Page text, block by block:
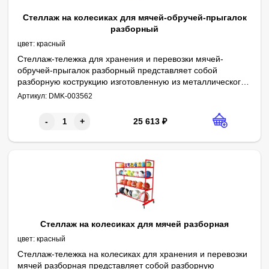
Стеллаж на колесиках для мячей-обручей-прыгалок
разборный
цвет: красный
Стеллаж-тележка для хранения и перевозки мячей-
обручей-прыгалок разборный представляет собой
разборную кострукцию изготовленную из металлического
профиля. Сборка осуществляется болтами мебельными.
Сварные швы изделия тщательно обработаны и зачищены.
Поставляется в разобранном виде для экономии на
Параметры:
Высота - 1800 мм
Артикул: DMK-003562
- + 25 613 ₽
Стеллаж на колесиках для мячей разборная
цвет: красный
Стеллаж-тележка на колесиках для хранения и перевозки
мячей разборная представляет собой разборную